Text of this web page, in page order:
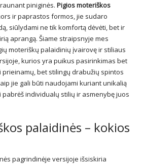
piniginės. Pigios moteriškos
ir paprastos formos, jie sudaro
siūlydami ne tik komfortą dėvėti, bet ir
aprangą. Šiame straipsnyje mes
moteriškų palaidinių įvairovę ir stiliaus
kurios yra puikus pasirinkimas bet
bet stilingų drabužių spintos
jie gali būti naudojami kuriant unikalią
individualų stilių ir asmenybę juos
palaidinės – kokios
pagrindinėje versijoje išsiskiria